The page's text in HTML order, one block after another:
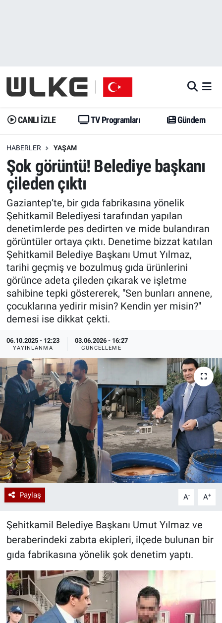
CANLI İZLE TV Programları Gündem
HABERLER YAŞAM
Şok görüntü! Belediye başkanı
çileden çıktı
Gaziantep’te, bir gıda fabrikasına yönelik
Şehitkamil Belediyesi tarafından yapılan
denetimlerde pes dedirten ve mide bulandıran
görüntüler ortaya çıktı. Denetime bizzat katılan
Şehitkamil Belediye Başkanı Umut Yılmaz,
tarihi geçmiş ve bozulmuş gıda ürünlerini
görünce adeta çileden çıkarak ve işletme
sahibine tepki göstererek, "Sen bunları annene,
çocuklarına yedirir misin? Kendin yer misin?"
demesi ise dikkat çekti.
06.10.2025 - 12:23
YAYINLANMA
03.06.2026 - 16:27
GÜNCELLEME
Paylaş A- A+
Şehitkamil Belediye Başkanı Umut Yılmaz ve
beraberindeki zabıta ekipleri, ilçede bulunan bir
gıda fabrikasına yönelik şok denetim yaptı.
Gündem
Dünya
Erişim Bilgileri
Ekonomi
Trend
Özel Haberler
Yazarlar
Gündem
Trend
Erişim Bilgileri
Spor
Ekonomi
Dünya
Medya
Özel Haberler
Kadın
Erişim Bilgileri
Sağlık
Teknoloji
Ramazan
İstanbul Namaz Vakitleri
Trafik Durumu
Erişim Bilgileri
Tüm Manşetler
Son Dakika Haberleri
Haber Arşivi